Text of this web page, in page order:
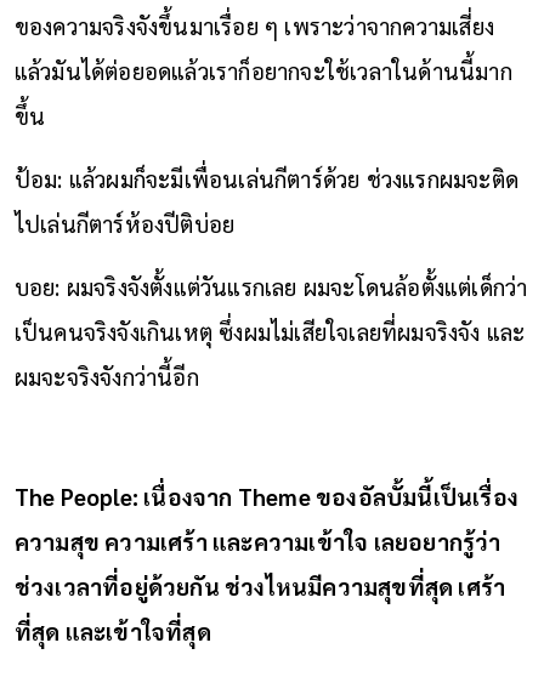
ของความจริงจังขึ้นมาเรื่อย ๆ เพราะว่าจากความเสี่ยง
แล้วมันได้ต่อยอดแล้วเราก็อยากจะใช้เวลาในด้านนี้มาก
ขึ้น
ป้อม: แล้วผมก็จะมีเพื่อนเล่นกีตาร์ด้วย ช่วงแรกผมจะติด
ไปเล่นกีตาร์ห้องปีติบ่อย
บอย: ผมจริงจังตั้งแต่วันแรกเลย ผมจะโดนล้อตั้งแต่เด็กว่า
เป็นคนจริงจังเกินเหตุ ซึ่งผมไม่เสียใจเลยที่ผมจริงจัง และ
ผมจะจริงจังกว่านี้อีก
The People: เนื่องจาก Theme ของอัลบั้มนี้เป็นเรื่อง
ความสุข ความเศร้า และความเข้าใจ เลยอยากรู้ว่า
ช่วงเวลาที่อยู่ด้วยกัน ช่วงไหนมีความสุขที่สุด เศร้า
ที่สุด และเข้าใจที่สุด